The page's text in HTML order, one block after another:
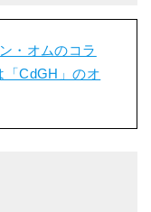
・オムのコラ
「CdGH」のオ